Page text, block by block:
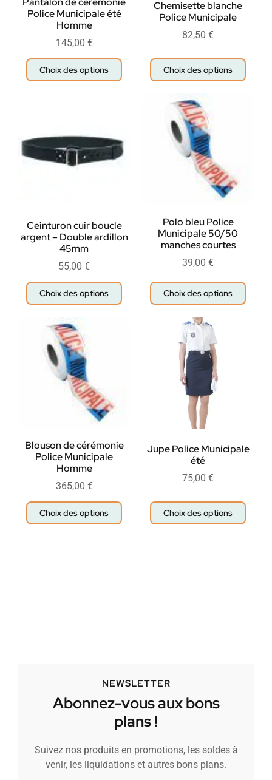
Police Municipale été
Homme
145,00 €
Choix des options
Chemisette blanche
Police Municipale
82,50 €
Choix des options
Ceinturon cuir boucle
argent – Double ardillon
45mm
55,00 €
Choix des options
Polo bleu Police
Municipale 50/50
manches courtes
39,00 €
Choix des options
Blouson de cérémonie
Police Municipale
Homme
365,00 €
Choix des options
Jupe Police Municipale
été
75,00 €
Choix des options
NEWSLETTER
Abonnez-vous aux bons
plans !
Suivez nos produits en promotions, les soldes à
venir, les liquidations et autres bons plans.